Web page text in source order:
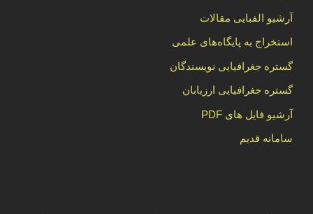
آرشیو الفبایی مقالات
استخراج به پایگاه‌های علمی
گستره جغرافیایی نویسندگان
گستره جغرافیایی ارزیابان
آرشیو فایل های PDF
سامانه قدیم